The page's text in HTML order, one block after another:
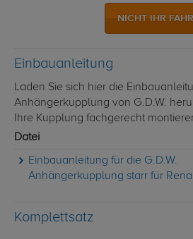
NICHT IHR
Einbauanleitung
Laden Sie sich hier die
Anhängerkupplung von G.D.W.
Ihre Kupplung fachgerecht
Datei
Einbauanleitung für die G.D.W.
Anhängerkupplung starr für
Komplettsatz